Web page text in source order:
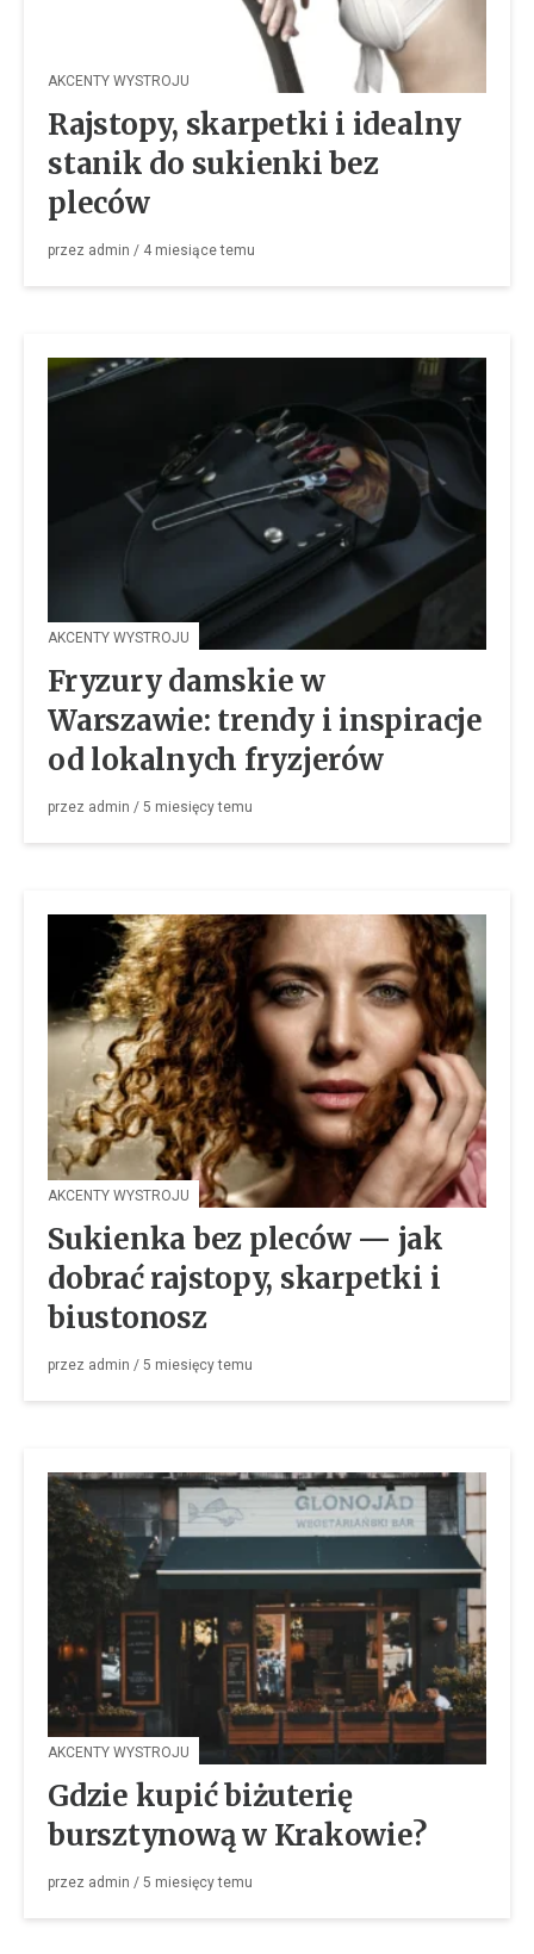
AKCENTY WYSTROJU
Rajstopy, skarpetki i idealny
stanik do sukienki bez
pleców
przez admin / 4 miesiącetemu
AKCENTY WYSTROJU
Fryzury damskie w
Warszawie: trendy i inspiracje
od lokalnych fryzjerów
przez admin / 5 miesięcytemu
AKCENTY WYSTROJU
Sukienka bez pleców — jak
dobrać rajstopy, skarpetki i
biustonosz
przez admin / 5 miesięcytemu
AKCENTY WYSTROJU
Gdzie kupić biżuterię
bursztynową w Krakowie?
przez admin / 5 miesięcytemu